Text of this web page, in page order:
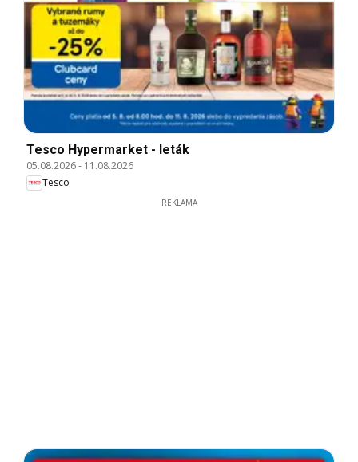
Tesco Hypermarket - leták
05.08.2026- 11.08.2026
Tesco
REKLAMA